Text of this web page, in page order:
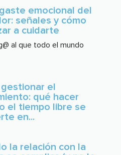
emocional del
señales y cómo
a cuidarte
al que todo el mundo
el
qué hacer
el tiempo libre se
en...
la relación con la